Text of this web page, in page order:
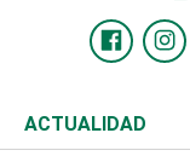
ACTUALIDAD